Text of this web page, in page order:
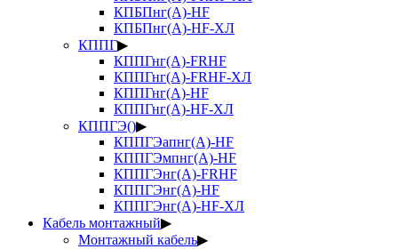
КПБПнг(А)-HF
КПБПнг(А)-HF-ХЛ
КППГ▶
КППГнг(А)-FRHF
КППГнг(А)-FRHF-ХЛ
КППГнг(А)-HF
КППГнг(А)-HF-ХЛ
КППГЭ()▶
КППГЭапнг(А)-HF
КППГЭмпнг(А)-HF
КППГЭнг(А)-FRHF
КППГЭнг(А)-HF
КППГЭнг(А)-HF-ХЛ
Кабель монтажный▶
Монтажный кабель▶